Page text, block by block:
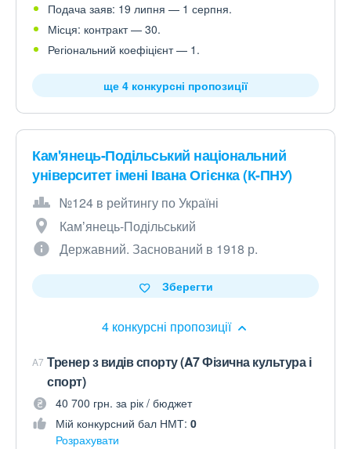
Подача заяв: 19 липня — 1 серпня.
Місця: контракт — 30.
Регіональний коефіцієнт — 1.
ще 4 конкурсні пропозиції
Кам'янець-Подільський національний
університет імені Івана Огієнка (К-ПНУ)
№124 в рейтингу по Україні
Камʼянець-Подільський
Державний. Заснований в 1918 р.
4 конкурсні пропозиції
Зберегти
A7 Тренер з видів спорту (A7 Фізична культура і
спорт)
40 700 грн. за рік / бюджет
Мій конкурсний бал НМТ: 0
Розрахувати